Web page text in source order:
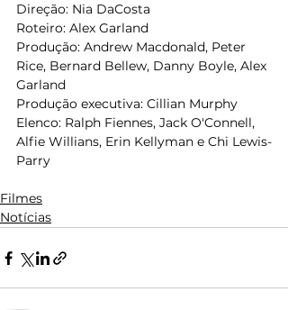
Direção: Nia DaCosta
Roteiro: Alex Garland
Produção: Andrew Macdonald, Peter
Rice, Bernard Bellew, Danny Boyle, Alex
Garland
Produção executiva: Cillian Murphy
Elenco: Ralph Fiennes, Jack O'Connell,
Alfie Willians, Erin Kellyman e Chi Lewis-
Parry
Filmes
Notícias